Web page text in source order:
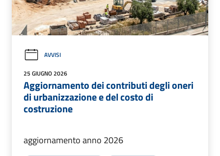
AVVISI
25 GIUGNO 2026
Aggiornamento dei contributi degli oneri
di urbanizzazione e del costo di
costruzione
aggiornamento anno 2026